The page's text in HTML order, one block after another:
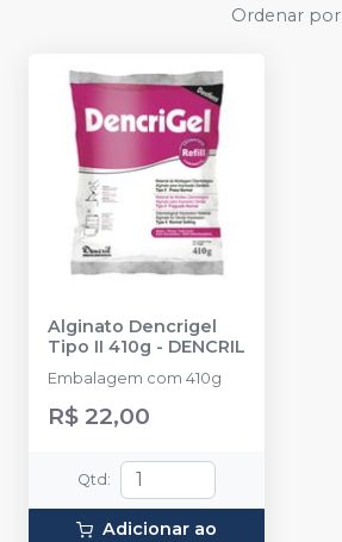
Ordenar por
Alginato Dencrigel
Tipo II 410g - DENCRIL
Embalagem com 410g
R$ 22,00
Qtd :
Adicionar ao